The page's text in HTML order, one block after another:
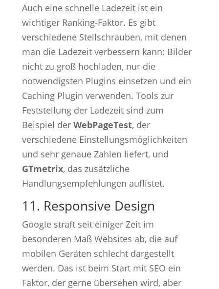
Auch eine schnelle Ladezeit ist ein
wichtiger Ranking-Faktor. Es gibt
verschiedene Stellschrauben, mit denen
man die Ladezeit verbessern kann: Bilder
nicht zu groß hochladen, nur die
notwendigsten Plugins einsetzen und ein
Caching Plugin verwenden. Tools zur
Feststellung der Ladezeit sind zum
Beispiel der WebPageTest, der
verschiedene Einstellungsmöglichkeiten
und sehr genaue Zahlen liefert, und
GTmetrix, das zusätzliche
Handlungsempfehlungen auflistet.
11. Responsive Design
Google straft seit einiger Zeit im
besonderen Maß Websites ab, die auf
mobilen Geräten schlecht dargestellt
werden. Das ist beim Start mit SEO ein
Faktor, der gerne übersehen wird, aber